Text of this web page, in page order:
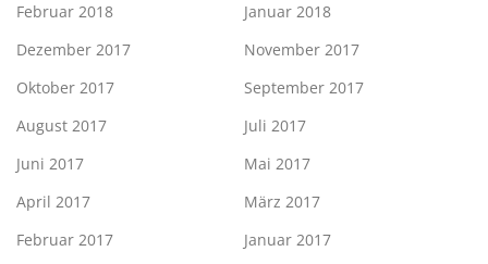
Februar 2018
Januar 2018
Dezember 2017
November 2017
Oktober 2017
September 2017
August 2017
Juli 2017
Juni 2017
Mai 2017
April 2017
März 2017
Februar 2017
Januar 2017